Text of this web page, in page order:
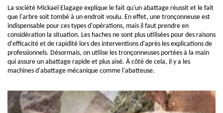
La société Mickael Elagage explique le fait qu'un abattage réussit et le fait
que l'arbre soit tombé à un endroit voulu. En effet, une tronçonneuse est
indispensable pour ces types d'opérations, mais il faut prendre en
considération la situation. Les haches ne sont plus utilisées pour des raisons
d'efficacité et de rapidité lors des interventions d'après les explications de
professionnels. Désormais, on utilise les tronçonneuses portées à la main
qui assure un abattage rapide et plus aisé. À côté de cela, il y a les
machines d'abattage mécanique comme l'abatteuse.